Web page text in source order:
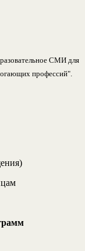
СМИ для
профессий".